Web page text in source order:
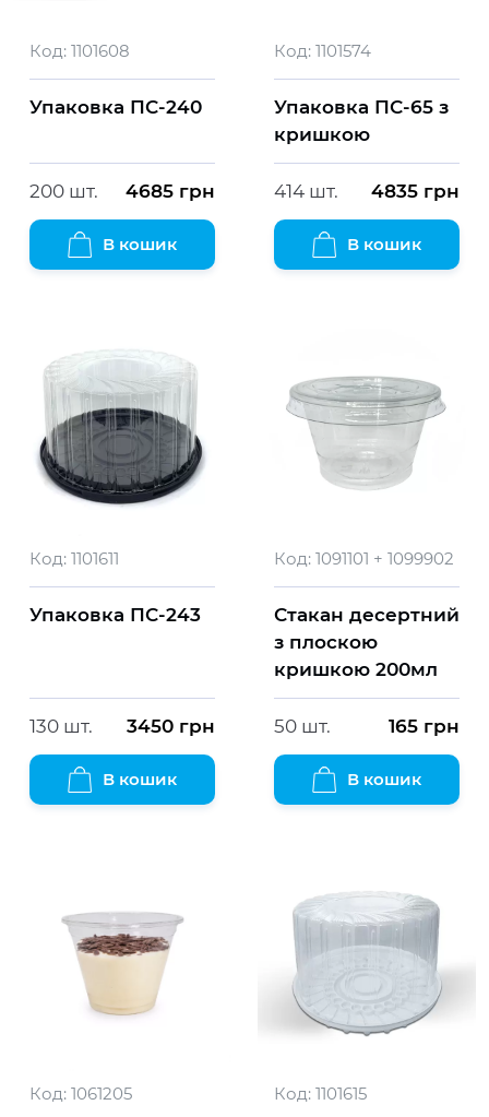
Код: 1101608
Упаковка ПС-240
200 шт. 4685 грн
В кошик
Код: 1101574
Упаковка ПС-65 з
кришкою
414 шт. 4835 грн
В кошик
Код: 1101611
Упаковка ПС-243
130 шт. 3450 грн
В кошик
Код: 1091101 + 1099902
Стакан десертний
з плоскою
кришкою 200мл
50 шт. 165 грн
В кошик
Код: 1061205 Код: 1101615